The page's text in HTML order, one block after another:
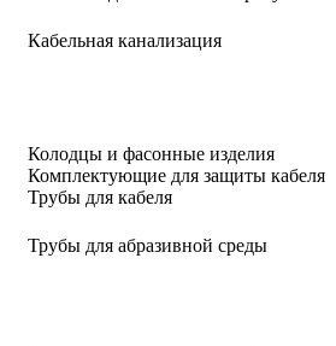
Кабельная канализация
Колодцы и фасонные изделия
Комплектующие для защиты кабеля
Трубы для кабеля
Трубы для абразивной среды